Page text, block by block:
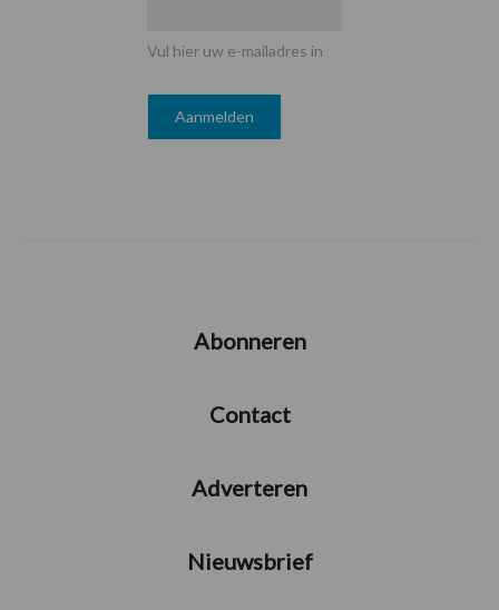
Vul hier uw e-mailadres in
Abonneren
Contact
Adverteren
Nieuwsbrief